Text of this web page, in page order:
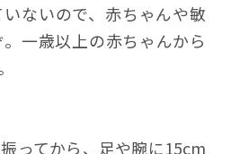
ないので、赤ちゃんや敏
一歳以上の赤ちゃんから
ってから、足や腕に15cm